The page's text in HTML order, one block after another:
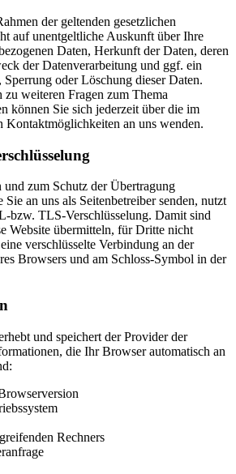
der geltenden gesetzlichen
auf unentgeltliche Auskunft über Ihre
Daten, Herkunft der Daten, deren
der Datenverarbeitung und ggf. ein
oder Löschung dieser Daten.
weiteren Fragen zum Thema
können Sie sich jederzeit über die im
Kontaktmöglichkeiten an uns wenden.
und zum Schutz der Übertragung
an uns als Seitenbetreiber senden, nutzt
bzw. TLS-Verschlüsselung. Damit sind
Website übermitteln, für Dritte nicht
verschlüsselte Verbindung an der
Browsers und am Schloss-Symbol in der
und speichert der Provider der
die Ihr Browser automatisch an
Rechners